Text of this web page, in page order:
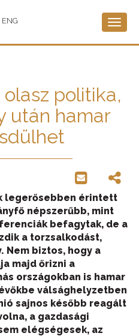
ENG
politika,
után hamar
legerősebben érintett
népszerűbb, mint
befagytak, de a
a torzsalkodást,
Nem biztos, hogy a
majd őrizni a
országokban is hamar
válsághelyzetben
sajnos később reagált
a gazdasági
elégségesek, az